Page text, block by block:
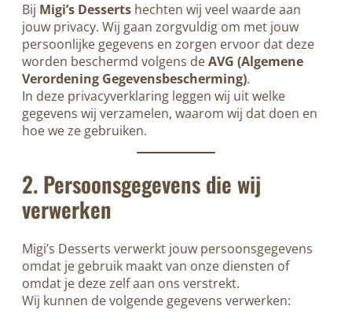
Bij Migi’s Desserts hechten wij veel waarde aan
jouw privacy. Wij gaan zorgvuldig om met jouw
persoonlijke gegevens en zorgen ervoor dat deze
worden beschermd volgens deAVG (Algemene
Verordening Gegevensbescherming).
In deze privacyverklaring leggen wij uit welke
gegevens wij verzamelen, waarom wij dat doen en
hoe we ze gebruiken.
2. Persoonsgegevens die wij
verwerken
Migi’s Desserts verwerkt jouw persoonsgegevens
omdat je gebruik maakt van onze diensten of
omdat je deze zelf aan ons verstrekt.
Wij kunnen de volgende gegevens verwerken: